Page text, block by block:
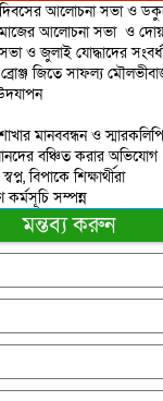
আলোচনা সভা ও
আলোচনা সভা ও
ও জুলাই যোদ্ধাদের
জিতে সাফল্য
মানববন্ধন ও
বঞ্চিত করার অভিযোগ
বিপাকে শিক্ষার্থীরা
কর্মসূচি সম্পন্ন
মন্তব্য করুন